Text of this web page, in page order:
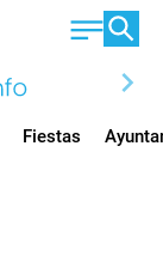
chevron_right
Fiestas